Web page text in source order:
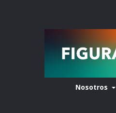
Nosotros